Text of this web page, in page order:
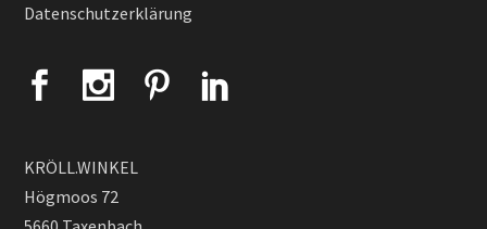
Datenschutzerklärung
KRÖLL.WINKEL
Högmoos 72